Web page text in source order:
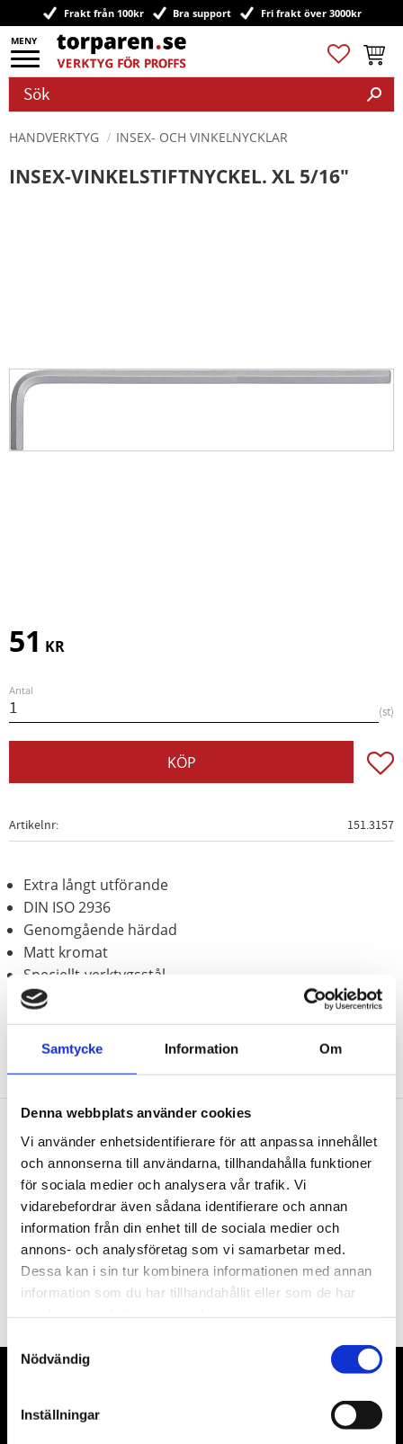
Samtycke Information Om
Denna webbplats använder cookies
Vi använder enhetsidentifierare för att anpassa innehållet
och annonserna till användarna, tillhandahålla funktioner
för sociala medier och analysera vår trafik. Vi
vidarebefordrar även sådana identifierare och annan
information från din enhet till de sociala medier och
annons- och analysföretag som vi samarbetar med.
Dessa kan i sin tur kombinera informationen med annan
information som du har tillhandahållit eller som de har
Nödvändig
Inställningar
Meny
Frakt från 100kr Bra support Fri frakt över 3000kr
Favoriter
HANDVERKTYG INSEX- OCH VINKELNYCKLAR
INSEX-VINKELSTIFTNYCKEL. XL 5/16"
51 KR
Antal
st
KÖP
Artikelnr 151.3157
Extra långt utförande
DIN ISO 2936
Genomgående härdad
Matt kromat
Speciellt-verktygsstål
Nyhetsbrev
PRENUMERERA
Dina personuppgifter behandlas i enlighet med vårintegritetspolicy
Våra främsta leverantörer är KS Tools verktyg, ATH billyftar